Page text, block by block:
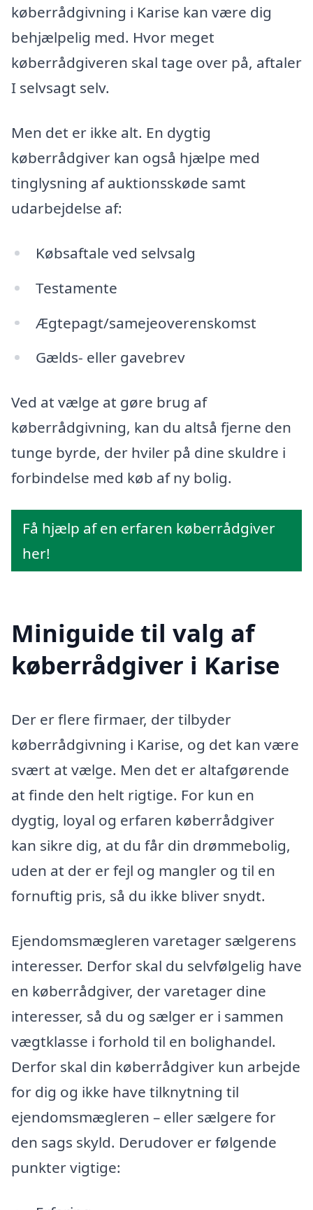
køberrådgivning i Karise kan være dig
behjælpelig med. Hvor meget
køberrådgiveren skal tage over på, aftaler
I selvsagt selv.
Men det er ikke alt. En dygtig
køberrådgiver kan også hjælpe med
tinglysning af auktionsskøde samt
udarbejdelse af:
Købsaftale ved selvsalg
Testamente
Ægtepagt/samejeoverenskomst
Gælds- eller gavebrev
Ved at vælge at gøre brug af
køberrådgivning, kan du altså fjerne den
tunge byrde, der hviler på dine skuldre i
forbindelse med køb af ny bolig.
Få hjælp af en erfaren køberrådgiver
her!
Miniguide til valg af
køberrådgiver i Karise
Der er flere firmaer, der tilbyder
køberrådgivning i Karise, og det kan være
svært at vælge. Men det er altafgørende
at finde den helt rigtige. For kun en
dygtig, loyal og erfaren køberrådgiver
kan sikre dig, at du får din drømmebolig,
uden at der er fejl og mangler og til en
fornuftig pris, så du ikke bliver snydt.
Ejendomsmægleren varetager sælgerens
interesser. Derfor skal du selvfølgelig have
en køberrådgiver, der varetager dine
interesser, så du og sælger er i sammen
vægtklasse i forhold til en bolighandel.
Derfor skal din køberrådgiver kun arbejde
for dig og ikke have tilknytning til
ejendomsmægleren – eller sælgere for
den sags skyld. Derudover er følgende
punkter vigtige: